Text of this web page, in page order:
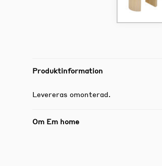
Produktinformation
Levereras omonterad.
Om Em home